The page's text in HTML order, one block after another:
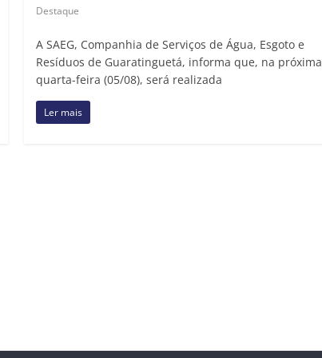
Destaque
A SAEG, Companhia de Serviços de Água, Esgoto e
Resíduos de Guaratinguetá, informa que, na próxima
quarta-feira (05/08), será realizada
Ler mais